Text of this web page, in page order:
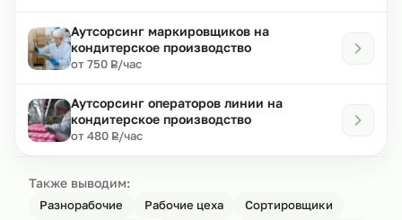
Аутсорсинг маркировщиков на
кондитерское производство
от 750 ₽
Р/час
Аутсорсинг операторов линии на
кондитерское производство
от 480 ₽
Р/час
Также выводим:
Разнорабочие Рабочие цеха
Сортировщики